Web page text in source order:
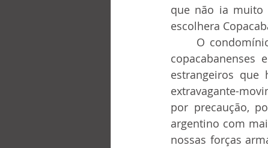
que não ia muito
escolhera
copacabanenses
estrangeiros que
extravagante-
por precaução,
argentino com
nossas forças